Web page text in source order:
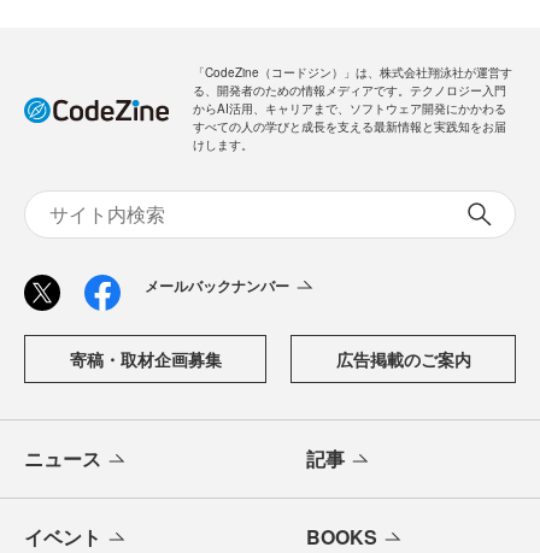
「CodeZine（コードジン）」は、株式会社翔泳社が運営す
る、開発者のための情報メディアです。テクノロジー入門
からAI活用、キャリアまで、ソフトウェア開発にかかわる
すべての人の学びと成長を支える最新情報と実践知をお届
けします。
メールバックナンバー
寄稿・取材企画募集 広告掲載のご案内
ニュース 記事
イベント BOOKS